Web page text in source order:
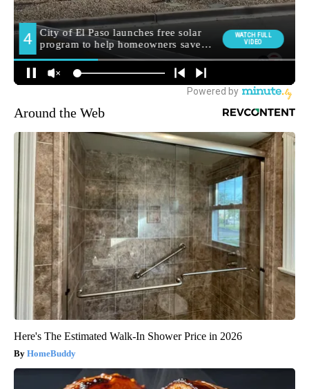
Around the Web
Here's The Estimated Walk-In Shower Price in 2026
HomeBuddy